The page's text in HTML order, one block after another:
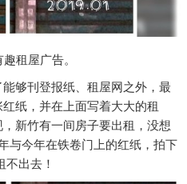
租屋广告。
够刊登报纸、租屋网之外，最
纸，并在上面写着大大的租
新竹有一间房子要出租，没想
与今年在铁卷门上的红纸，拍下
不出去！